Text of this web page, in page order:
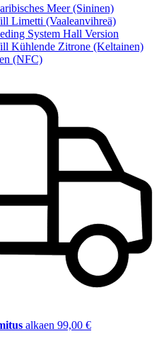
Meer (Sininen)
Limetti (Vaaleanvihreä)
System Hall Version
Kühlende Zitrone (Keltainen)
(NFC)
alkaen 99,00 €